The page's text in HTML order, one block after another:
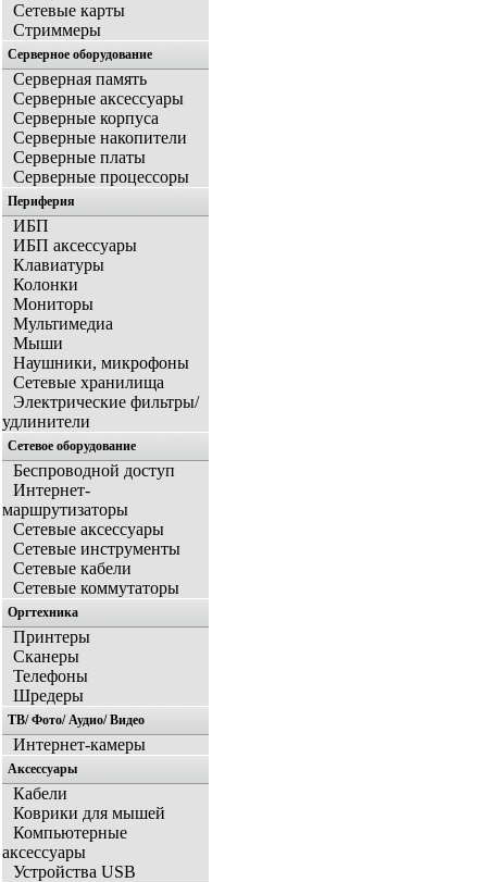
Сетевые карты
Стриммеры
Серверное оборудование
Серверная память
Серверные аксессуары
Серверные корпуса
Серверные накопители
Серверные платы
Серверные процессоры
Периферия
ИБП
ИБП аксессуары
Клавиатуры
Колонки
Мониторы
Мультимедиа
Мыши
Наушники, микрофоны
Сетевые хранилища
Электрические фильтры/
удлинители
Сетевое оборудование
Беспроводной доступ
Интернет-
маршрутизаторы
Сетевые аксессуары
Сетевые инструменты
Сетевые кабели
Сетевые коммутаторы
Оргтехника
Принтеры
Сканеры
Телефоны
Шредеры
ТВ/ Фото/ Аудио/ Видео
Интернет-камеры
Аксессуары
Кабели
Коврики для мышей
Компьютерные
аксессуары
Устройства USB